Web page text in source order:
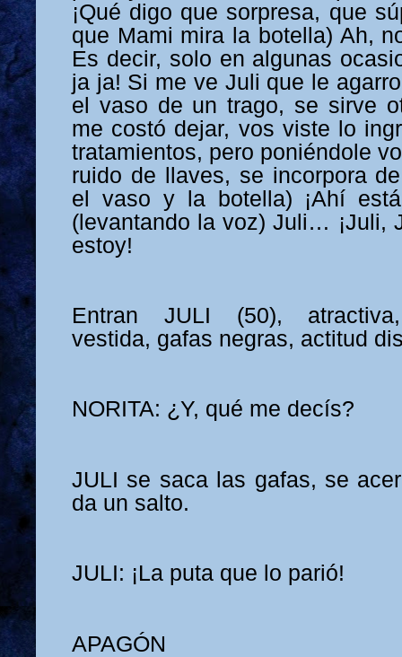
¡Qué digo que sorpresa, que
que Mami mira la botella) Ah,
Es decir, solo en algunas
ja ja! Si me ve Juli que le
el vaso de un trago, se sirve
me costó dejar, vos viste lo
tratamientos, pero poniéndole
ruido de llaves, se incorpora
el vaso y la botella) ¡Ahí
(levantando la voz) Juli… ¡Juli,
estoy!
Entran JULI (50), atractiva,
vestida, gafas negras, actitud
NORITA: ¿Y, qué me decís?
JULI se saca las gafas, se
da un salto.
JULI: ¡La puta que lo parió!
APAGÓN